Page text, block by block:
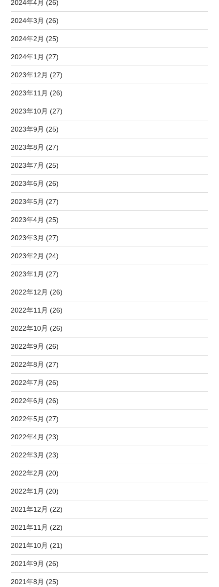
2024年4月 (26)
2024年3月 (26)
2024年2月 (25)
2024年1月 (27)
2023年12月 (27)
2023年11月 (26)
2023年10月 (27)
2023年9月 (25)
2023年8月 (27)
2023年7月 (25)
2023年6月 (26)
2023年5月 (27)
2023年4月 (25)
2023年3月 (27)
2023年2月 (24)
2023年1月 (27)
2022年12月 (26)
2022年11月 (26)
2022年10月 (26)
2022年9月 (26)
2022年8月 (27)
2022年7月 (26)
2022年6月 (26)
2022年5月 (27)
2022年4月 (23)
2022年3月 (23)
2022年2月 (20)
2022年1月 (20)
2021年12月 (22)
2021年11月 (22)
2021年10月 (21)
2021年9月 (26)
2021年8月 (25)